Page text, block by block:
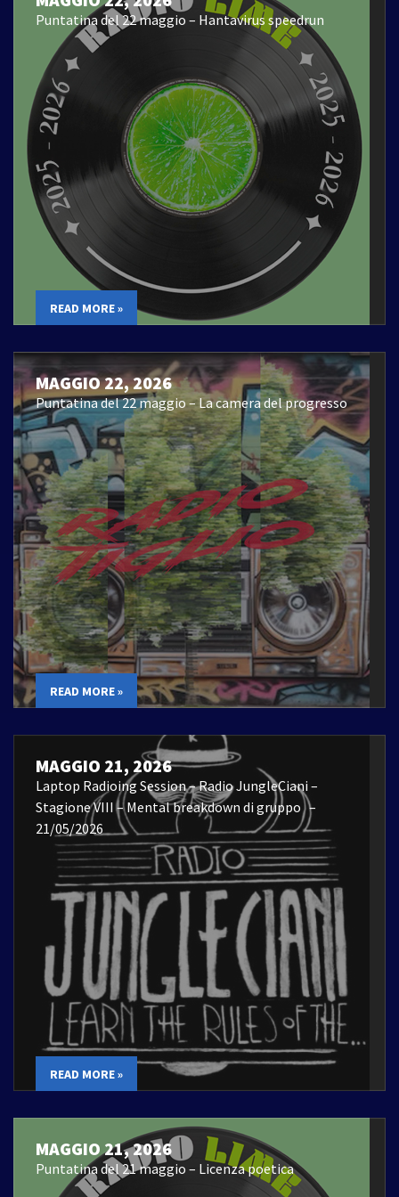
Puntatina del 22 maggio – Hantavirus speedrun
READ MORE »
MAGGIO 22, 2026
Puntatina del 22 maggio – La camera del progresso
READ MORE »
MAGGIO 21, 2026
Laptop Radioing Session – Radio JungleCiani –
Stagione VIII – Mental breakdown di gruppo –
21/05/2026
READ MORE »
MAGGIO 21, 2026
Puntatina del 21 maggio – Licenza poetica